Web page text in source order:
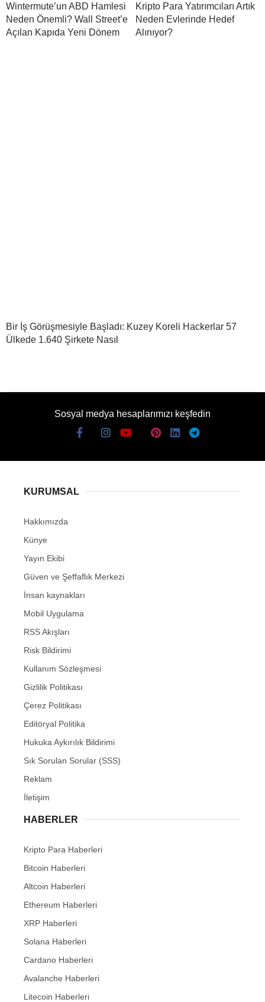
Wintermute’un ABD Hamlesi
Neden Önemli? Wall Street’e
Açılan Kapıda Yeni Dönem
Kripto Para Yatırımcıları Artık
Neden Evlerinde Hedef
Alınıyor?
Bir İş Görüşmesiyle Başladı: Kuzey Koreli Hackerlar 57
Ülkede 1.640 Şirkete Nasıl
Sosyal medya hesaplarımızı keşfedin
KURUMSAL
Hakkımızda
Künye
Yayın Ekibi
Güven ve Şeffaflık Merkezi
İnsan kaynakları
Mobil Uygulama
RSS Akışları
Risk Bildirimi
Kullanım Sözleşmesi
Gizlilik Politikası
Çerez Politikası
Editöryal Politika
Hukuka Aykırılık Bildirimi
Sık Sorulan Sorular (SSS)
Reklam
İletişim
HABERLER
Kripto Para Haberleri
Bitcoin Haberleri
Altcoin Haberleri
Ethereum Haberleri
XRP Haberleri
Solana Haberleri
Cardano Haberleri
Avalanche Haberleri
Litecoin Haberleri